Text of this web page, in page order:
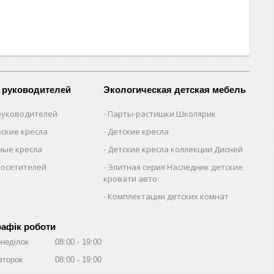
кресла
кресла
Экологическая детская мебель
Парты-растишки Школярик
Детские кресла
Детские кресла коллекции Дисней
Элитная серия Наследник детские
кровати авто
Комплектации детских комнат
роботи
08:00
19:00
08:00
19:00